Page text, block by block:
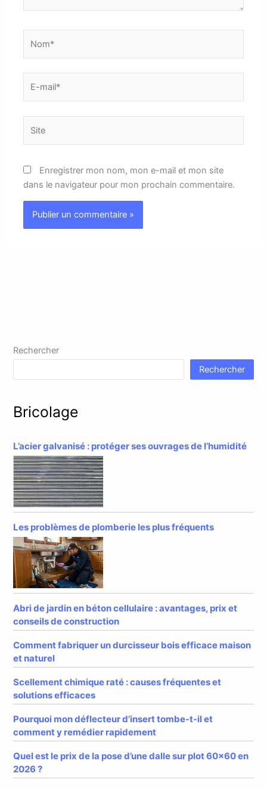
Enregistrer mon nom, mon e-mail et mon site
dans le navigateur pour mon prochain commentaire.
Rechercher
Rechercher
Bricolage
L’acier galvanisé : protéger ses ouvrages de l’humidité
Les problèmes de plomberie les plus fréquents
Abri de jardin en béton cellulaire : avantages, prix et
conseils de construction
Comment fabriquer un durcisseur bois efficace maison
et naturel
Scellement chimique raté : causes fréquentes et
solutions efficaces
Pourquoi mon déflecteur d’insert tombe-t-il et
comment y remédier rapidement
Quel est le prix de la pose d’une dalle sur plot 60×60 en
2026 ?